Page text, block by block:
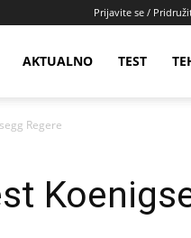
Prijavite se /
AKTUALNO TEST
Regere